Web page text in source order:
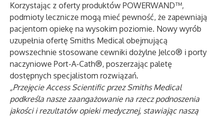
Korzystając z oferty produktów POWERWAND™,
podmioty lecznicze mogą mieć pewność, że zapewniają
pacjentom opiekę na wysokim poziomie. Nowy wyrób
uzupełnia ofertę Smiths Medical obejmującą
powszechnie stosowane cewniki dożylne Jelco® i porty
naczyniowe Port-A-Cath®, poszerzając paletę
dostępnych specjalistom rozwiązań.
„Przejęcie Access Scientific przez Smiths Medical
podkreśla nasze zaangażowanie na rzecz podnoszenia
jakości i rezultatów opieki medycznej, stawiając naszą